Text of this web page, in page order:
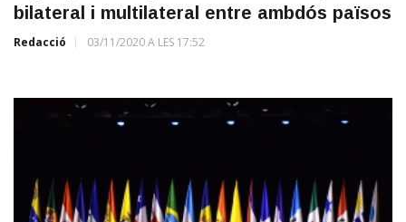
bilateral i multilateral entre ambdós països
Redacció 03/11/2020 A LES 17:52